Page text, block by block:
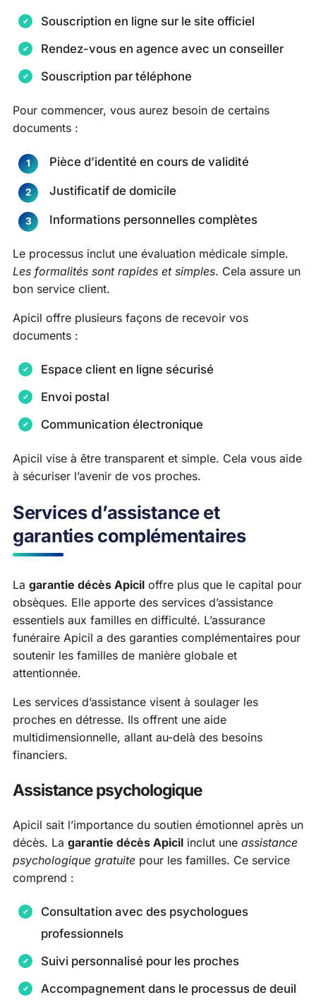
Souscription en ligne sur le site officiel
Rendez-vous en agence avec un conseiller
Souscription par téléphone
Pour commencer, vous aurez besoin de certains
documents :
Pièce d’identité en cours de validité
Justificatif de domicile
Informations personnelles complètes
Le processus inclut une évaluation médicale simple.
Les formalités sont rapides et simples. Cela assure un
bon service client.
Apicil offre plusieurs façons de recevoir vos
documents :
Espace client en ligne sécurisé
Envoi postal
Communication électronique
Apicil vise à être transparent et simple. Cela vous aide
à sécuriser l’avenir de vos proches.
Services d’assistance et
garanties complémentaires
La garantie décès Apicil offre plus que le capital pour
obsèques. Elle apporte des services d’assistance
essentiels aux familles en difficulté. L’assurance
funéraire Apicil a des garanties complémentaires pour
soutenir les familles de manière globale et
attentionnée.
Les services d’assistance visent à soulager les
proches en détresse. Ils offrent une aide
multidimensionnelle, allant au-delà des besoins
financiers.
Assistance psychologique
Apicil sait l’importance du soutien émotionnel après un
décès. La garantie décès Apicil inclut une assistance
psychologique gratuite pour les familles. Ce service
comprend :
Consultation avec des psychologues
professionnels
Suivi personnalisé pour les proches
Accompagnement dans le processus de deuil